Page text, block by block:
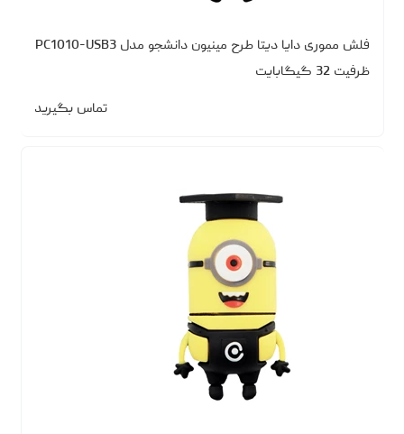
فلش مموری دایا دیتا طرح مینیون دانشجو مدل PC1010-USB3
ظرفیت 32 گیگابایت
تماس بگیرید